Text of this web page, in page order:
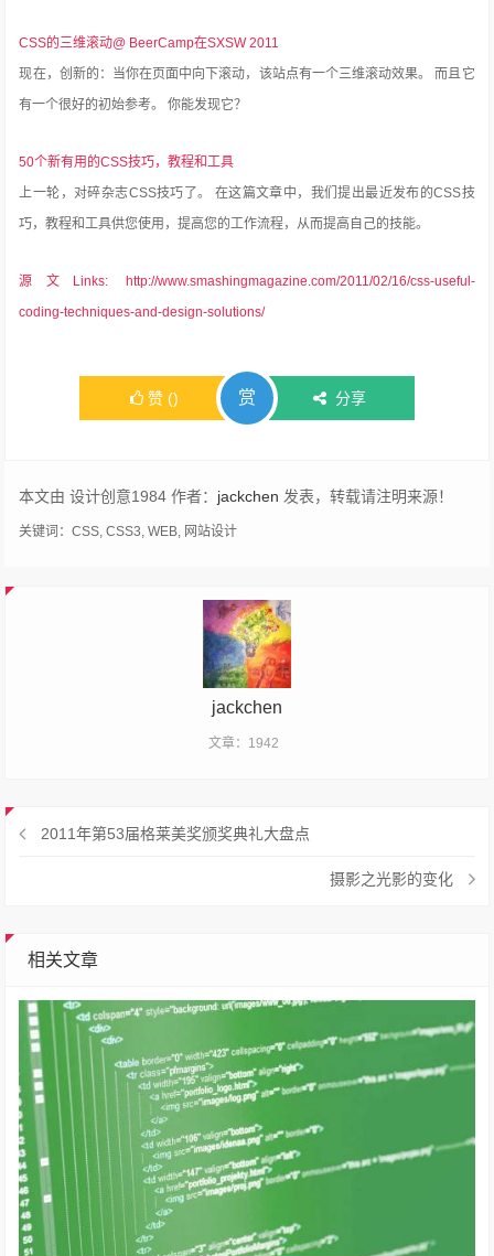
CSS的三维滚动@ BeerCamp在SXSW 2011
现在，创新的：当你在页面中向下滚动，该站点有一个三维滚动效果。
而且它
有一个很好的初始参考。
你能发现它？
50个新有用的CSS技巧，教程和工具
上一轮，对碎杂志CSS技巧了。
在这篇文章中，我们提出最近发布的CSS技
巧，教程和工具供您使用，提高您的工作流程，从而提高自己的技能。
源文Links: http://www.smashingmagazine.com/2011/02/16/css-useful-
coding-techniques-and-design-solutions/
赞 () 赏 分享
本文由 设计创意1984 作者： jackchen 发表，转载请注明来源！
关键词：CSS,CSS3,WEB, 网站设计
jackchen
文章：1942
2011年第53届格莱美奖颁奖典礼大盘点
摄影之光影的变化
相关文章